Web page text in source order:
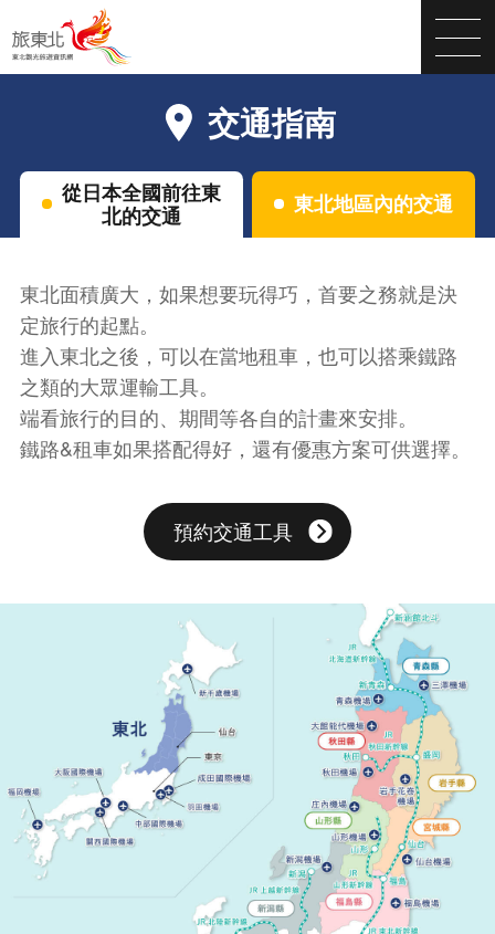
交通指南
從日本全國前往東
北的交通
東北地區內的交通
東北面積廣大，如果想要玩得巧，首要之務就是決
定旅行的起點。
進入東北之後，可以在當地租車，也可以搭乘鐵路
之類的大眾運輸工具。
端看旅行的目的、期間等各自的計畫來安排。
鐵路&租車如果搭配得好，還有優惠方案可供選擇。
預約交通工具